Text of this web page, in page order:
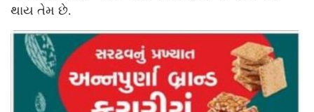
થાય તેમ છે.